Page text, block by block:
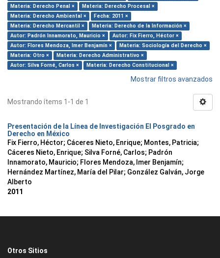
Materia: Derecho Penal ×
Materia: Derecho Procesal ×
Materia: Derecho Ambiental ×
Fecha: 2011 ×
Materia: Derecho Mercantil ×
Materia: Derecho de la Información ×
Autor: Padrón Innamorato, Mauricio ×
Autor: Fix Fierro, Héctor ×
Autor: Flores Mendoza, Imer Benjamín ×
Materia: Sociología del Derecho ×
Materia: Otro ×
Materia: Derecho Administrativo ×
Autor: Silva Forné, Carlos ×
Materia: Derecho Constitucional ×
Mostrar filtros avanzados
Mostrando ítems 1-1 de 1
Presentación de la Línea de Investigación El Posgrado en
Derecho en México
Fix Fierro, Héctor; Cáceres Nieto, Enrique; Montes, Patricia;
Cáceres Nieto, Enrique; Silva Forné, Carlos; Padrón
Innamorato, Mauricio; Flores Mendoza, Imer Benjamín;
Hernández Martínez, María del Pilar; González Galván, Jorge
Alberto
2011
Otros Sitios